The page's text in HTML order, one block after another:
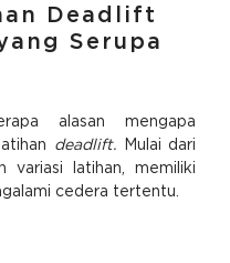
Deadlift
Serupa
alasan mengapa
deadlift.Mulai dari
variasi latihan, memiliki
cedera tertentu.